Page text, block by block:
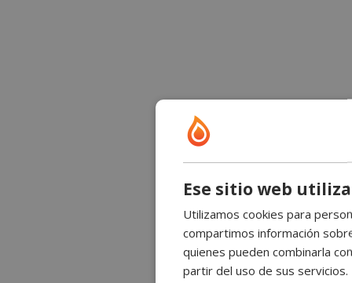
Ese sitio web
Utilizamos cookies para
compartimos información
quienes pueden combinarla
partir del uso de sus servicios.